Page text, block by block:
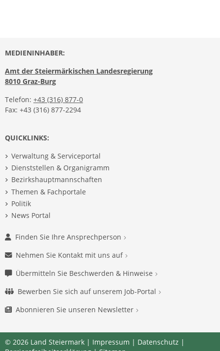
MEDIENINHABER:
Amt der Steiermärkischen Landesregierung
8010 Graz-Burg
Telefon: +43 (316) 877-0
Fax: +43 (316) 877-2294
QUICKLINKS:
Verwaltung & Serviceportal
Dienststellen & Organigramm
Bezirkshauptmannschaften
Themen & Fachportale
Politik
News Portal
Finden Sie Ihre Ansprechperson
Nehmen Sie Kontakt mit uns auf
Übermitteln Sie Beschwerden & Hinweise
Bewerben Sie sich auf unserem Job-Portal
Abonnieren Sie unseren Newsletter
© 2026 Land Steiermark | Impressum | Datenschutz |